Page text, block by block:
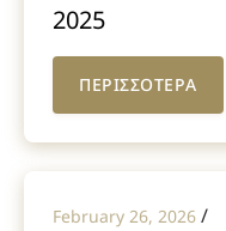
2025
ΠΕΡΙΣΣΟΤΕΡΑ
February 26, 2026 /